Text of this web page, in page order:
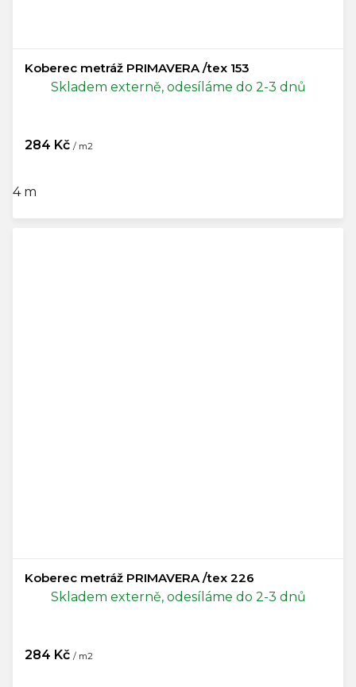
Koberec metráž PRIMAVERA /tex 153
Skladem externě, odesíláme do 2-3 dnů
284 Kč / m2
4 m
Koberec metráž PRIMAVERA /tex 226
Skladem externě, odesíláme do 2-3 dnů
284 Kč / m2